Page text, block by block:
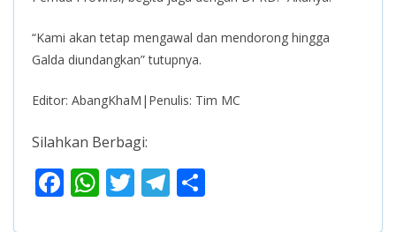
“Kami akan tetap mengawal dan mendorong hingga
Galda diundangkan” tutupnya.
Editor: AbangKhaM|Penulis: Tim MC
Silahkan Berbagi:
F W T T